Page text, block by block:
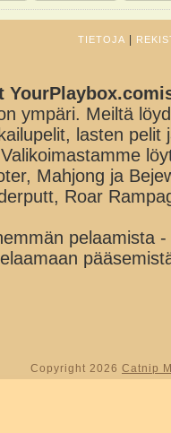
TIETOJA
ympäri. Meiltä
lasten
Mahjong ja
Roar
pelaamista
Copyright 2026 Catnip